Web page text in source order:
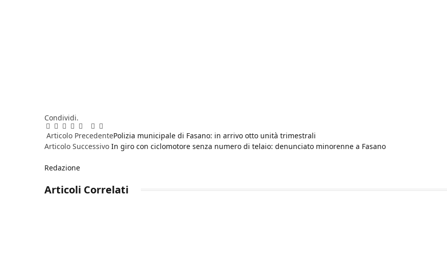
Condividi.
Facebook
Twitter
Pinterest
LinkedIn
RedditWhatsApp
Telegram
Email
Articolo PrecedentePolizia municipale di Fasano: in arrivo otto unità trimestrali
Articolo Successivo In giro con ciclomotore senza numero di telaio: denunciato minorenne a Fasano
Redazione
Articoli Correlati